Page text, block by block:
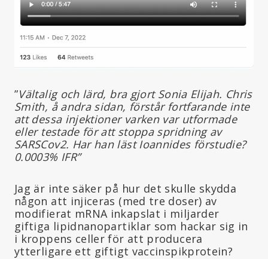
”Vältalig och lärd, bra gjort Sonia Elijah. Chris
Smith, å andra sidan, förstår fortfarande inte
att dessa injektioner varken var utformade
eller testade för att stoppa spridning av
SARSCov2. Har han läst Ioannides förstudie?
0.0003% IFR”
Jag är inte säker på hur det skulle skydda
någon att injiceras (med tre doser) av
modifierat mRNA inkapslat i miljarder
giftiga lipidnanopartiklar som hackar sig in
i kroppens celler för att producera
ytterligare ett giftigt vaccinspikprotein?